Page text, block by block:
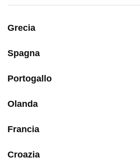
Grecia
Spagna
Portogallo
Olanda
Francia
Croazia